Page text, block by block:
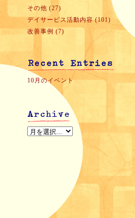
その他 (27)
デイサービス活動内容 (101)
改善事例 (7)
10月のイベント